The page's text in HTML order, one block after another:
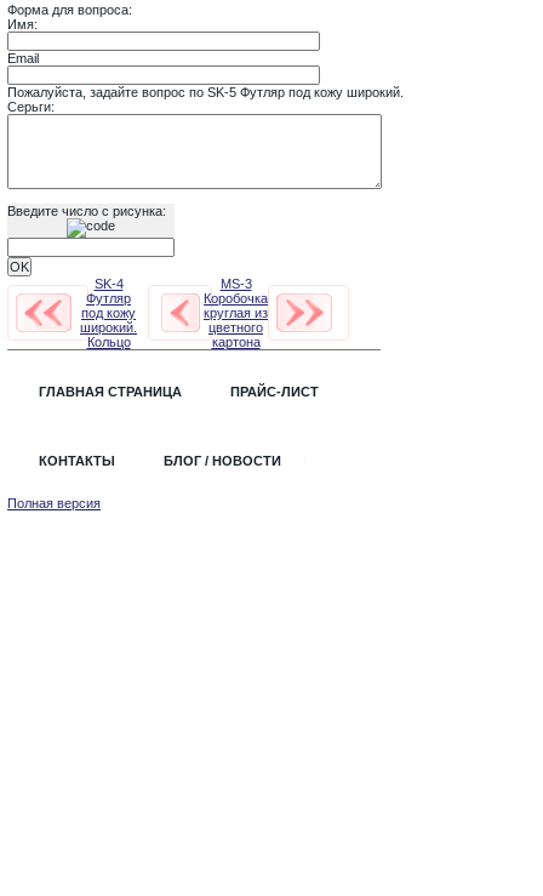
Форма для вопроса:
Имя:
Email
Пожалуйста, задайте вопрос по SK-5 Футляр под кожу широкий.
Серьги:
Введите число с рисунка:
SK-4
Футляр
под кожу
широкий.
Кольцо
MS-3
Коробочка
круглая из
цветного
картона
ГЛАВНАЯ СТРАНИЦА ПРАЙС-ЛИСТ
КОНТАКТЫ БЛОГ / НОВОСТИ
Полная версия